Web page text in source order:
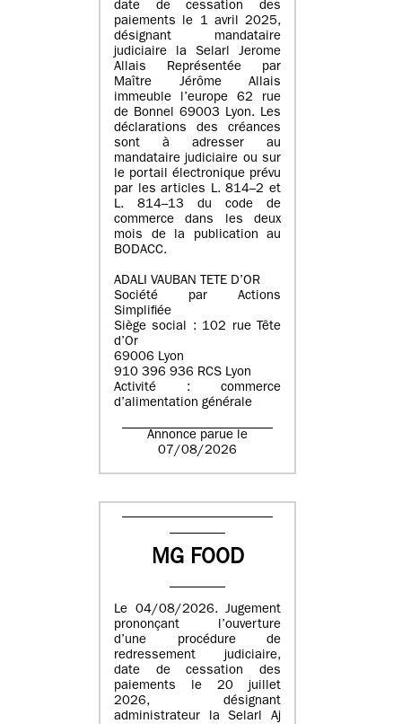
date de cessation des
paiements le 1 avril 2025,
désignant mandataire
judiciaire la Selarl Jerome
Allais Représentée par
Maître Jérôme Allais
immeuble l’europe 62 rue
de Bonnel 69003 Lyon. Les
déclarations des créances
sont à adresser au
mandataire judiciaire ou sur
le portail électronique prévu
par les articles L. 814–2 et
L. 814–13 du code de
commerce dans les deux
mois de la publication au
BODACC.
ADALI VAUBAN TETE D’OR
Société par Actions
Simplifiée
Siège social : 102 rue Tête
d’Or
69006 Lyon
910 396 936 RCS Lyon
Activité : commerce
d’alimentation générale
Annonce parue le
07/08/2026
MG FOOD
Le 04/08/2026. Jugement
prononçant l’ouverture
d’une procédure de
redressement judiciaire,
date de cessation des
paiements le 20 juillet
2026, désignant
administrateur la Selarl Aj